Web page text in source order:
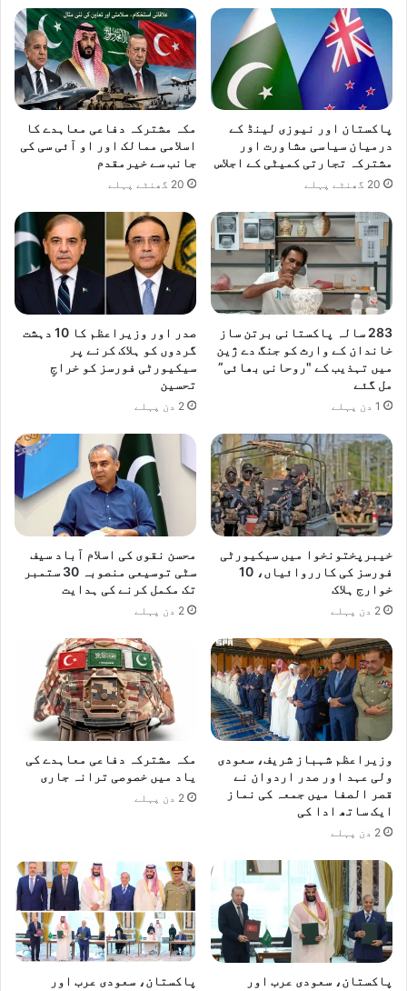
پاکستان اور نیوزی لینڈ کے
درمیان سیاسی مشاورت اور
مشترکہ تجارتی کمیٹی کے اجلاس
20 گھنٹے پہلے
مکہ مشترکہ دفاعی معاہدے کا
اسلامی ممالک اور او آئی سی کی
جانب سے خیرمقدم
20 گھنٹے پہلے
283 سالہ پاکستانی برتن ساز
خاندان کے وارث کو جنگ دے ژین
میں تہذیب کے "روحانی بھائی”
مل گئے
1 دن پہلے
صدر اور وزیراعظم کا 10 دہشت
گردوں کو ہلاک کرنے پر
سیکیورٹی فورسز کو خراجِ
تحسین
2 دن پہلے
خیبرپختونخوا میں سیکیورٹی
فورسز کی کارروائیاں، 10
خوارج ہلاک
2 دن پہلے
محسن نقوی کی اسلام آباد سیف
سٹی توسیعی منصوبہ 30 ستمبر
تک مکمل کرنے کی ہدایت
2 دن پہلے
وزیراعظم شہباز شریف، سعودی
ولی عہد اور صدر اردوان نے
قصر الصفا میں جمعہ کی نماز
ایک ساتھ ادا کی
2 دن پہلے
مکہ مشترکہ دفاعی معاہدے کی
یاد میں خصوصی ترانہ جاری
2 دن پہلے
پاکستان، سعودی عرب اور
پاکستان، سعودی عرب اور